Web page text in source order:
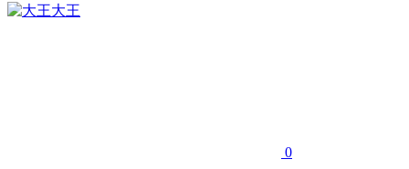
大王
0